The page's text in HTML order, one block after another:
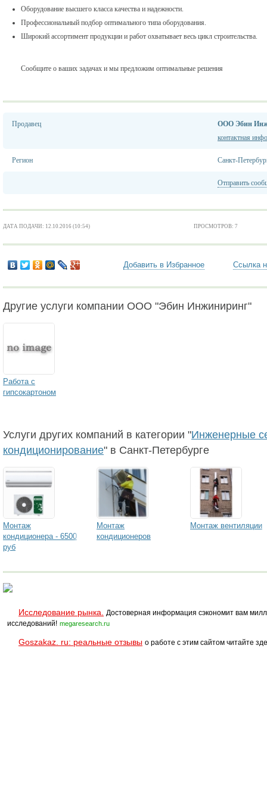
Оборудование высшего класса качества и надежности.
Профессиональный подбор оптимального типа оборудования.
Широкий ассортимент продукции и работ охватывает весь цикл строительства.
Сообщите о ваших задачах и мы предложим оптимальные решения
Продавец
ООО Эбин
контактная
Регион Санкт-
Отправить
ДАТА ПОДАЧИ: 12.10.2016 (10:54) ПРОСМОТРОВ: 7
Добавить в Избранное Ссылка
Другие услуги компании ООО "Эбин Инжиниринг"
Работа с
гипсокартоном
Услуги других компаний в категории "Инженерные
кондиционирование" в Санкт-Петербурге
Монтаж
кондиционера - 6500
руб
Монтаж
кондиционеров
Монтаж вентиляции
Исследование рынка.
Достоверная информация сэкономит вам
исследований! megaresearch.ru
Goszakaz. ru: реальные отзывы о работе с этим сайтом читайте